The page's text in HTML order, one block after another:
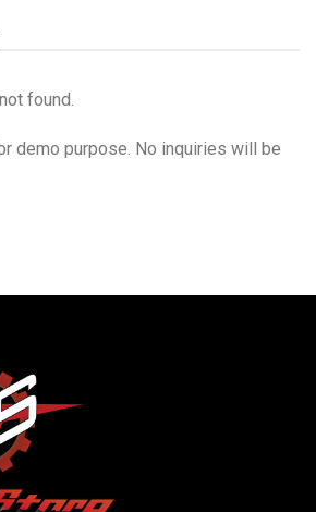
found.
demo purpose. No inquiries will be